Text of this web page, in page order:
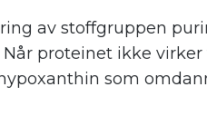
av stoffgruppen
proteinet ikke virker
som